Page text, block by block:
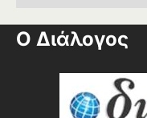
Ο Διάλογος